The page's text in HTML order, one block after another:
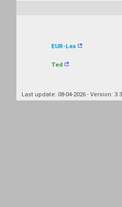
EUR-Lex
Ted
Last update: 08-04-2026 - Version: